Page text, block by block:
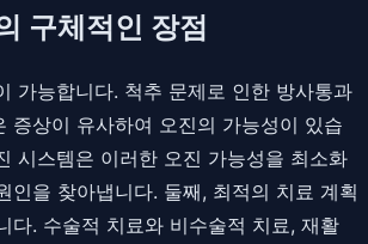
구체적인 장점
가능합니다. 척추 문제로 인한 방사통과
증상이 유사하여 오진의 가능성이 있습
시스템은 이러한 오진 가능성을 최소화
인을 찾아냅니다. 둘째, 최적의 치료 계획
다. 수술적 치료와 비수술적 치료, 재활